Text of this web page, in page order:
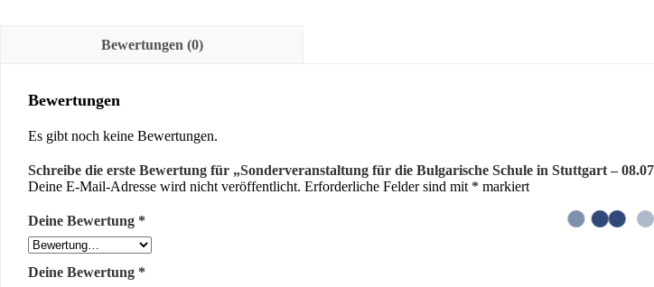
Bewertungen (0)
Bewertungen
Es gibt noch keine Bewertungen.
Schreibe die erste Bewertung für „Sonderveranstaltung für die Bulgarische Schule in Stuttgart –
Deine E-Mail-Adresse wird nicht veröffentlicht. Erforderliche Felder sind mit * markiert
Deine Bewertung *
Deine Bewertung *